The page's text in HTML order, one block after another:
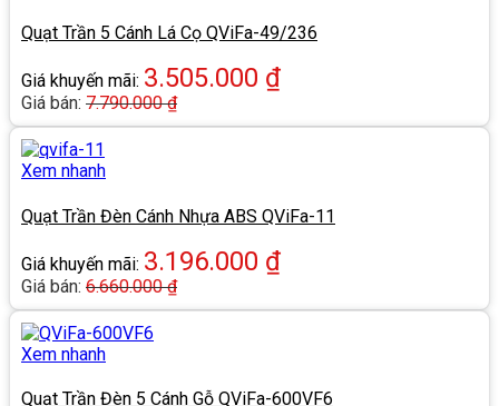
Quạt Trần 5 Cánh Lá Cọ QViFa-49/236
Giá khuyến mãi: 3.505.000 ₫
Giá bán: 7.790.000₫
Xem nhanh
Quạt Trần Đèn Cánh Nhựa ABS QViFa-11
Giá khuyến mãi: 3.196.000 ₫
Giá bán: 6.660.000₫
Xem nhanh
Quạt Trần Đèn 5 Cánh Gỗ QViFa-600VF6